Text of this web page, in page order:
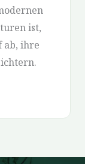
ist,
ab, ihre